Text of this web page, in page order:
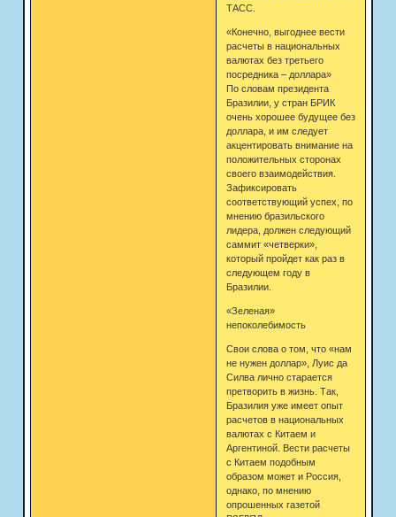
ТАСС.
«Конечно, выгоднее вести
расчеты в национальных
валютах без третьего
посредника – доллара»
По словам президента
Бразилии, у стран БРИК
очень хорошее будущее без
доллара, и им следует
акцентировать внимание на
положительных сторонах
своего взаимодействия.
Зафиксировать
соответствующий успех, по
мнению бразильского
лидера, должен следующий
саммит «четверки»,
который пройдет как раз в
следующем году в
Бразилии.
«Зеленая»
непоколебимость
Свои слова о том, что «нам
не нужен доллар», Луис да
Силва лично старается
претворить в жизнь. Так,
Бразилия уже имеет опыт
расчетов в национальных
валютах с Китаем и
Аргентиной. Вести расчеты
с Китаем подобным
образом может и Россия,
однако, по мнению
опрошенных газетой